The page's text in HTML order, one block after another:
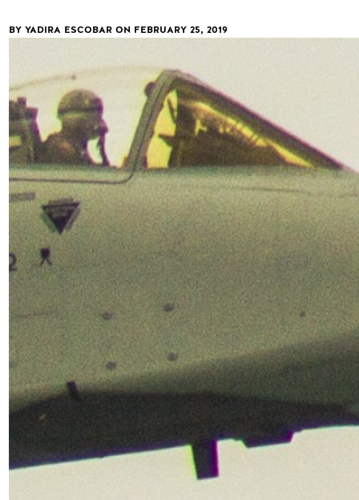
BY YADIRA ESCOBAR ON FEBRUARY 25, 2019